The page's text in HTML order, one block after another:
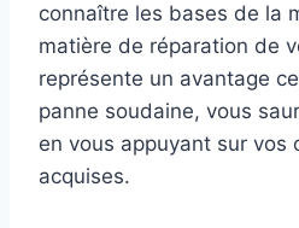
connaître les bases de la
matière de réparation de
représente un avantage
panne soudaine, vous
en vous appuyant sur vos
acquises.